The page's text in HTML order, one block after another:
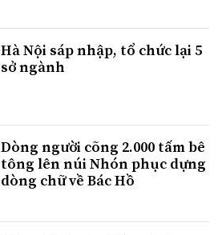
Hà Nội sáp nhập, tổ chức lại 5
sở ngành
Dòng người cõng 2.000 tấm bê
tông lên núi Nhón phục dựng
dòng chữ về Bác Hồ